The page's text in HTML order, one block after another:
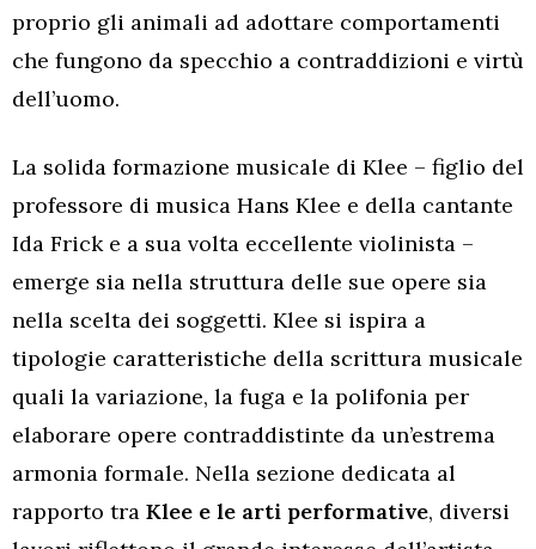
proprio gli animali ad adottare comportamenti
che fungono da specchio a contraddizioni e virtù
dell’uomo.
La solida formazione musicale di Klee – figlio del
professore di musica Hans Klee e della cantante
Ida Frick e a sua volta eccellente violinista –
emerge sia nella struttura delle sue opere sia
nella scelta dei soggetti. Klee si ispira a
tipologie caratteristiche della scrittura musicale
quali la variazione, la fuga e la polifonia per
elaborare opere contraddistinte da un’estrema
armonia formale. Nella sezione dedicata al
rapporto tra Klee e le arti performative, diversi